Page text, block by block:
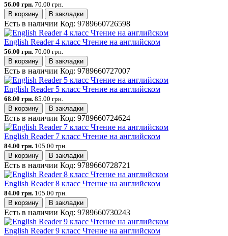
56.00 грн. 70.00 грн.
В корзину
В закладки
Есть в наличии Код: 9789660726598
English Reader 4 класс Чтение на английском
56.00 грн. 70.00 грн.
В корзину
В закладки
Есть в наличии Код: 9789660727007
English Reader 5 класс Чтение на английском
68.00 грн. 85.00 грн.
В корзину
В закладки
Есть в наличии Код: 9789660724624
English Reader 7 класс Чтение на английском
84.00 грн. 105.00 грн.
В корзину
В закладки
Есть в наличии Код: 9789660728721
English Reader 8 класс Чтение на английском
84.00 грн. 105.00 грн.
В корзину
В закладки
Есть в наличии Код: 9789660730243
English Reader 9 класс Чтение на английском